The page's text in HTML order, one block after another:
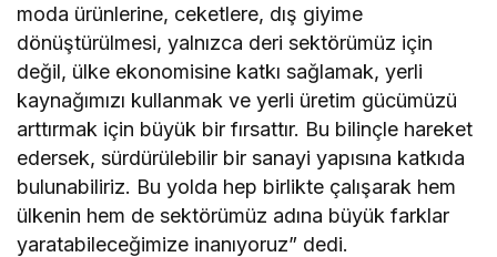
moda ürünlerine, ceketlere, dış giyime
dönüştürülmesi, yalnızca deri sektörümüz için
değil, ülke ekonomisine katkı sağlamak, yerli
kaynağımızı kullanmak ve yerli üretim gücümüzü
arttırmak için büyük bir fırsattır. Bu bilinçle hareket
edersek, sürdürülebilir bir sanayi yapısına katkıda
bulunabiliriz. Bu yolda hep birlikte çalışarak hem
ülkenin hem de sektörümüz adına büyük farklar
yaratabileceğimize inanıyoruz” dedi.